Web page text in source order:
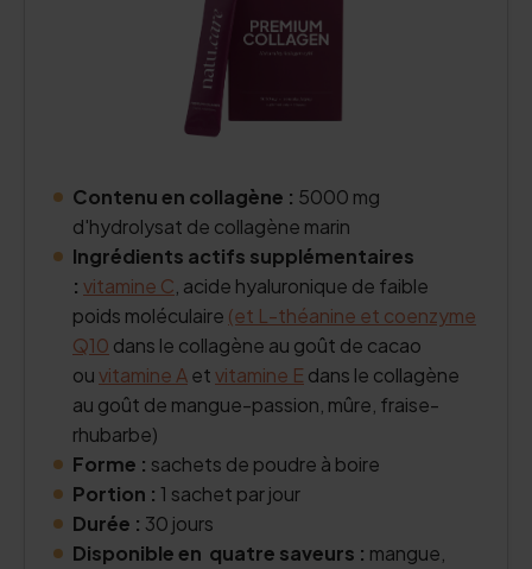
Contenu en collagène : 5000 mg
d'hydrolysat de collagène marin
Ingrédients actifs supplémentaires
: vitamine C , acide hyaluronique de faible
poids moléculaire (et L-théanine et coenzyme
Q10 dans le collagène au goût de cacao
ouvitamine Aetvitamine E dans le collagène
au goût de mangue-passion, mûre, fraise-
rhubarbe)
Forme : sachets de poudre à boire
Portion : 1 sachet par jour
Durée : 30 jours
Disponible en quatre saveurs : mangue,